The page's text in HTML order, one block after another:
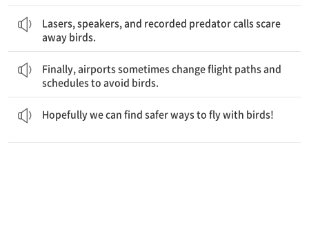
Lasers, speakers, and recorded predator calls scare
away birds.
Finally, airports sometimes change flight paths and
schedules to avoid birds.
Hopefully we can find safer ways to fly with birds!